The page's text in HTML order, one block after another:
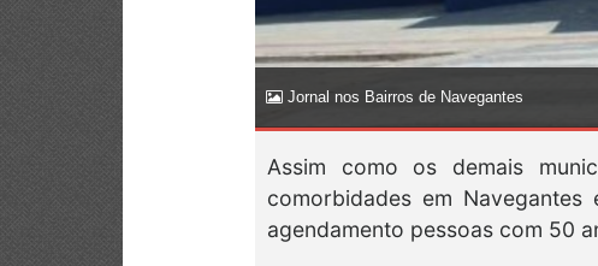
Jornal nos Bairros de Navegantes
Assim como os demais
comorbidades em
agendamento pessoas com 50